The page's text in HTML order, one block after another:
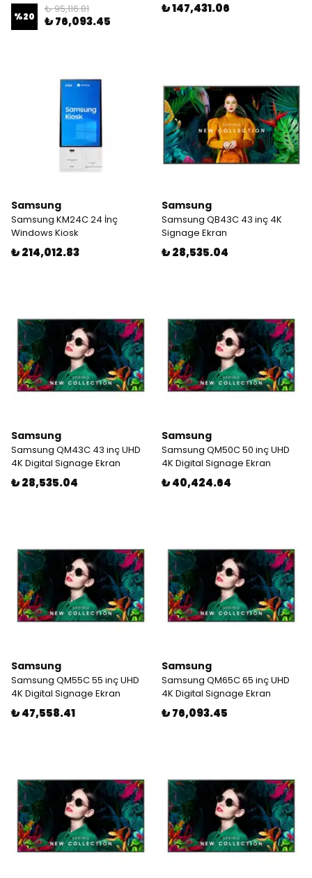
%20
₺ 95,116.81
₺ 76,093.45
₺ 147,431.06
Samsung
Samsung KM24C 24 İnç
Windows Kiosk
₺ 214,012.83
Samsung
Samsung QB43C 43 inç 4K
Signage Ekran
₺ 28,535.04
Samsung
Samsung QM43C 43 inç UHD
4K Digital Signage Ekran
₺ 28,535.04
Samsung
Samsung QM50C 50 inç UHD
4K Digital Signage Ekran
₺ 40,424.64
Samsung
Samsung QM55C 55 inç UHD
4K Digital Signage Ekran
₺ 47,558.41
Samsung
Samsung QM65C 65 inç UHD
4K Digital Signage Ekran
₺ 76,093.45